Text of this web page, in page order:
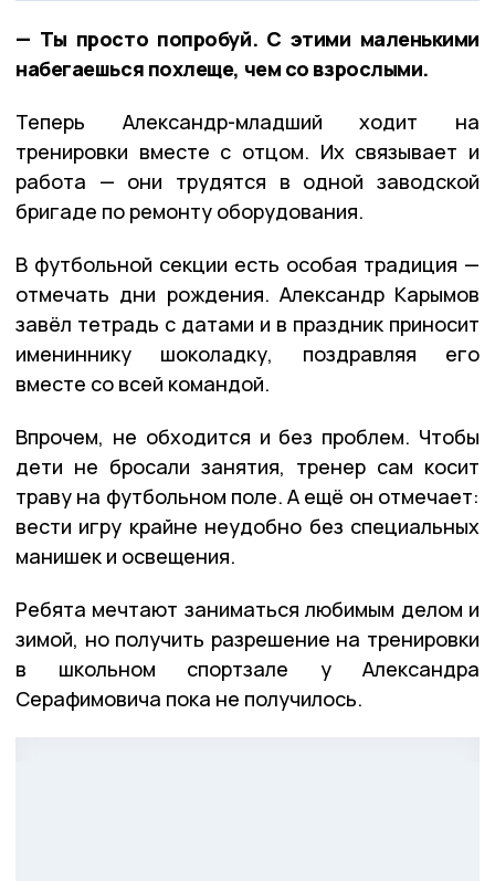
— Ты просто попробуй. С этими маленькими
набегаешься похлеще, чем со взрослыми.
Теперь Александр-младший ходит на
тренировки вместе с отцом. Их связывает и
работа — они трудятся в одной заводской
бригаде по ремонту оборудования.
В футбольной секции есть особая традиция —
отмечать дни рождения. Александр Карымов
завёл тетрадь с датами и в праздник приносит
имениннику шоколадку, поздравляя его
вместе со всей командой.
Впрочем, не обходится и без проблем. Чтобы
дети не бросали занятия, тренер сам косит
траву на футбольном поле. А ещё он отмечает:
вести игру крайне неудобно без специальных
манишек и освещения.
Ребята мечтают заниматься любимым делом и
зимой, но получить разрешение на тренировки
в школьном спортзале у Александра
Серафимовича пока не получилось.